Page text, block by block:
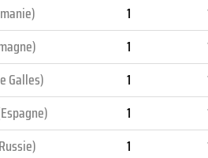
Galles)
1
1
1
1
1